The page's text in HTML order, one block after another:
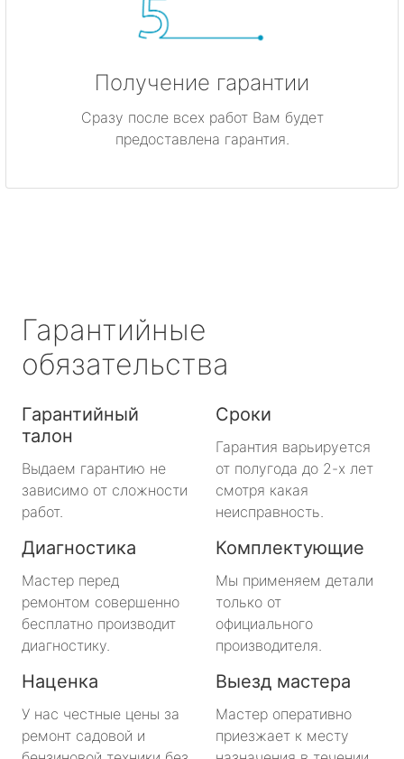
Получение гарантии
Сразу после всех работ Вам будет
предоставлена гарантия.
Гарантийные
обязательства
Гарантийный
талон
Выдаем гарантию не
зависимо от сложности
работ.
Сроки
Гарантия варьируется
от полугода до 2-х лет
смотря какая
неисправность.
Диагностика
Мастер перед
ремонтом совершенно
бесплатно производит
диагностику.
Комплектующие
Мы применяем детали
только от
официального
производителя.
Наценка
У нас честные цены за
ремонт садовой и
Выезд мастера
Мастер оперативно
приезжает к месту